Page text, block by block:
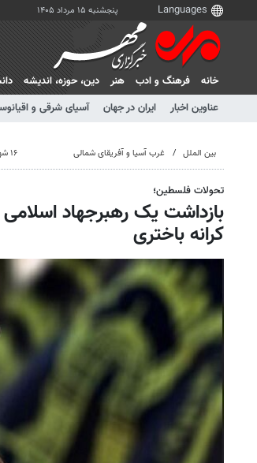
پنجشنبه ۱۵ مرداد ۱۴۰۵
خانه فرهنگ و ادب هنر دين، حوزه، انديشه
عناوین اخبار
ایران در جهان آسیای شرقی و
بین الملل غرب آسیا و آفریقای شمالی ۱۶ شهریور ۱۴۰۲، ۱۰:۱۸
تحولات فلسطین؛
بازداشت یک رهبرجهاد
کرانه باختری